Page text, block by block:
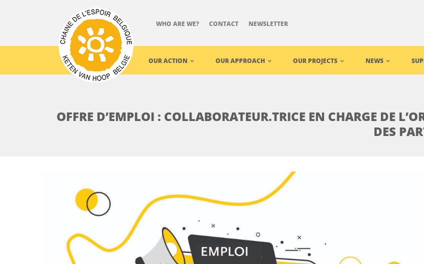
WHO ARE WE? CONTACT NEWSLETTER
OUR ACTION OUR APPROACH OUR PROJECTS NEWS
OFFRE D’EMPLOI : COLLABORATEUR.TRICE EN CHARGE DE
DES